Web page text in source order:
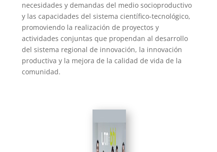
necesidades y demandas del medio socioproductivo
y las capacidades del sistema científico-tecnológico,
promoviendo la realización de proyectos y
actividades conjuntas que propendan al desarrollo
del sistema regional de innovación, la innovación
productiva y la mejora de la calidad de vida de la
comunidad.